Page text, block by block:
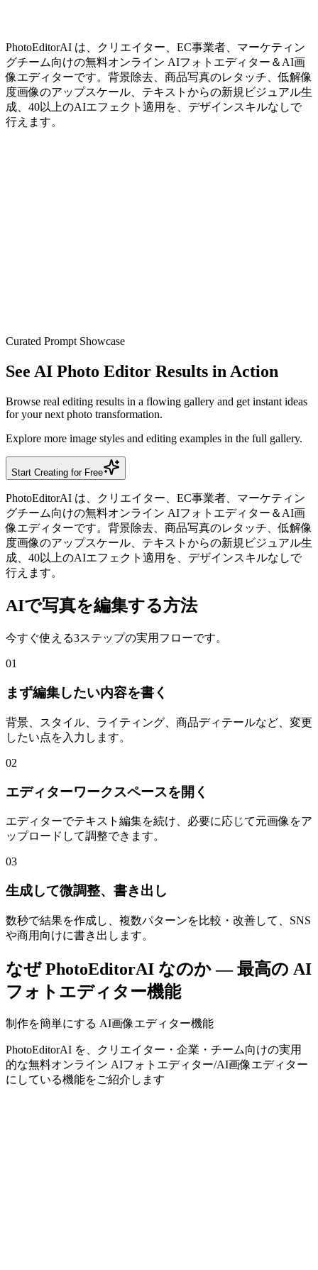
PhotoEditorAI は、クリエイター、EC事業者、マーケティン
グチーム向けの無料オンライン AIフォトエディター＆AI画
像エディターです。背景除去、商品写真のレタッチ、低解像
度画像のアップスケール、テキストからの新規ビジュアル生
成、40以上のAIエフェクト適用を、デザインスキルなしで
行えます。
圧倒的なコスパプロ品質を低コストで
Curated Prompt Showcase
See AI Photo Editor Results in Action
Browse real editing results in a flowing gallery and get instant ideas
for your next photo transformation.
Explore more image styles and editing examples in the full gallery.
Start Creating for Free
PhotoEditorAI は、クリエイター、EC事業者、マーケティン
グチーム向けの無料オンライン AIフォトエディター＆AI画
像エディターです。背景除去、商品写真のレタッチ、低解像
度画像のアップスケール、テキストからの新規ビジュアル生
成、40以上のAIエフェクト適用を、デザインスキルなしで
行えます。
AIで写真を編集する方法
今すぐ使える3ステップの実用フローです。
01
まず編集したい内容を書く
背景、スタイル、ライティング、商品ディテールなど、変更
したい点を入力します。
02
エディターワークスペースを開く
エディターでテキスト編集を続け、必要に応じて元画像をア
ップロードして調整できます。
03
生成して微調整、書き出し
数秒で結果を作成し、複数パターンを比較・改善して、SNS
や商用向けに書き出します。
なぜ PhotoEditorAI なのか — 最高の AI
フォトエディター機能
制作を簡単にする AI画像エディター機能
PhotoEditorAI を、クリエイター・企業・チーム向けの実用
的な無料オンライン AIフォトエディター/AI画像エディター
にしている機能をご紹介します